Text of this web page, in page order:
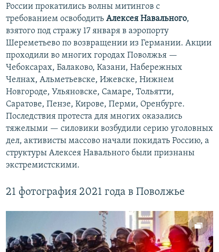
России прокатились волны митингов с
требованием освободить Алексея Навального,
взятого под стражу 17 января в аэропорту
Шереметьево по возвращении из Германии. Акции
проходили во многих городах Поволжья —
Чебоксарах, Балаково, Казани, Набережных
Челнах, Альметьевске, Ижевске, Нижнем
Новгороде, Ульяновске, Самаре, Тольятти,
Саратове, Пензе, Кирове, Перми, Оренбурге.
Последствия протеста для многих оказались
тяжелыми — силовики возбудили серию уголовных
дел, активисты массово начали покидать Россию, а
структуры Алексея Навального были признаны
экстремистскими.
21 фотография 2021 года в Поволжье